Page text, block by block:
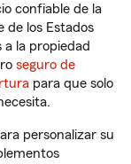
confiable de la
de los Estados
a la propiedad
seguro de
para que solo
personalizar su